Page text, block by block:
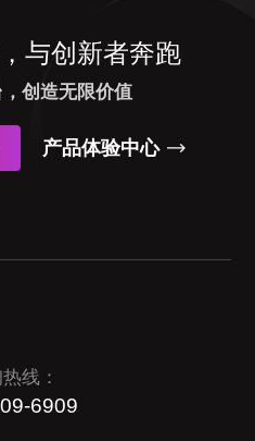
与创新者奔跑
创造无限价值
产品体验中心
线：
6909